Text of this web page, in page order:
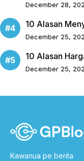
December 28,
10 Alasan
December 25,
10 Alasan
December 25,
Kawanua pe berita